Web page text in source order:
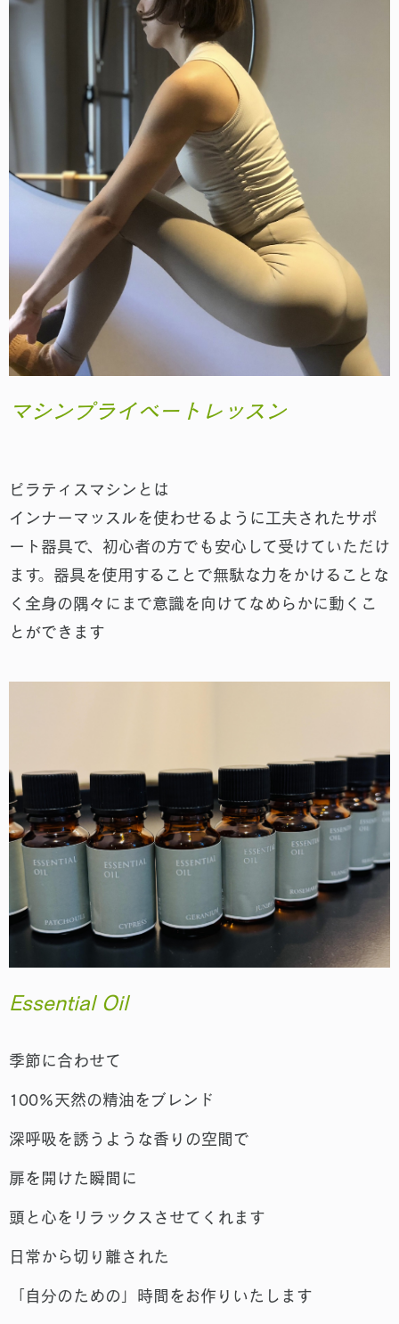
マシンプライベートレッスン
ピラティスマシンとは
インナーマッスルを使わせるように工夫されたサポ
ート器具で、初心者の方でも安心して受けていただけ
ます。器具を使用することで無駄な力をかけることな
く全身の隅々にまで意識を向けてなめらかに動くこ
とができます
Essential Oil
季節に合わせて
100%天然の精油をブレンド
深呼吸を誘うような香りの空間で
扉を開けた瞬間に
頭と心をリラックスさせてくれます
日常から切り離された
「自分のための」時間をお作りいたします